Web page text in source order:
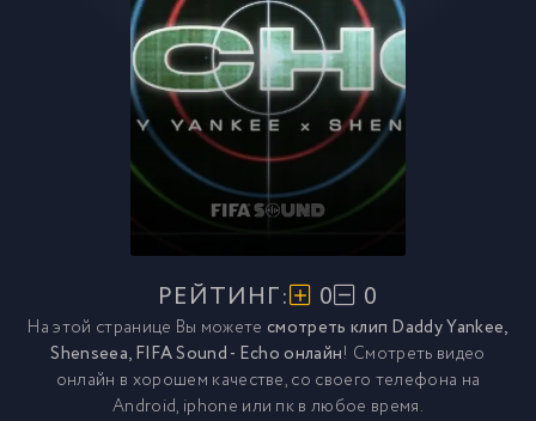
РЕЙТИНГ: 0 0
На этой странице Вы можете смотреть клип Daddy Yankee,
Shenseea, FIFA Sound - Echo онлайн! Смотреть видео
онлайн в хорошем качестве, со своего телефона на
Android, iphone или пк в любое время.